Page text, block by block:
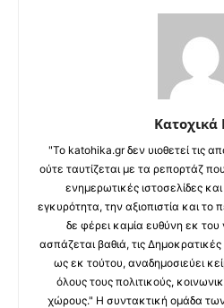
Κατοχικά
"Το katohika.gr δεν υιοθετεί τις
ούτε ταυτίζεται με τα ρεπορτάζ
ενημερωτικές ιστοσελίδες
εγκυρότητα, την αξιοπιστία και το
δε φέρει καμία ευθύνη εκ
ασπάζεται βαθιά, τις
ως εκ τούτου, αναδημοσιεύει
όλους τους πολιτικούς,
χώρους." Η συντακτική ομάδα